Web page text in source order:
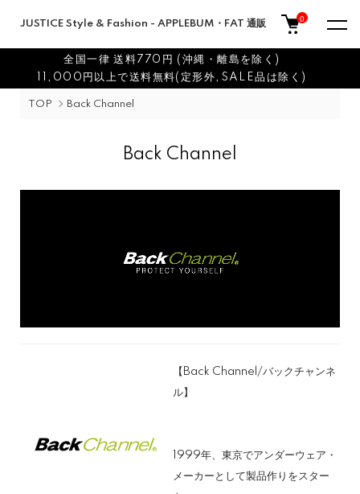
JUSTICE Style & Fashion - APPLEBUM・FAT 通販 0
全国一律 送料770円 (沖縄・離島を除く)
11,000円以上で送料無料(定形外,SALE品は除く)
TOP Back Channel
Back Channel
【Back Channel/バックチャンネ
ル】
1999年、東京でアンダーウェア・
メーカーとして製品作りをスター